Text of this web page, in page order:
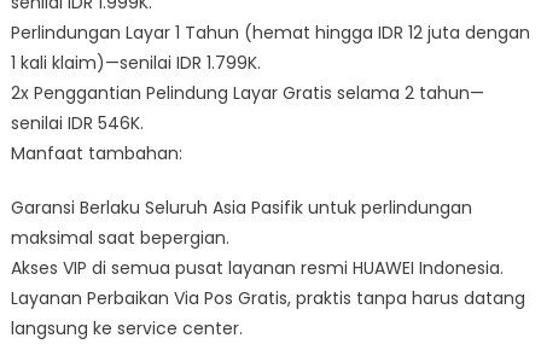
Perlindungan Layar 1 Tahun (hemat hingga IDR 12 juta dengan
1 kali klaim)—senilai IDR 1.799K.
2x Penggantian Pelindung Layar Gratis selama 2 tahun—
senilai IDR 546K.
Manfaat tambahan:
Garansi Berlaku Seluruh Asia Pasifik untuk perlindungan
maksimal saat bepergian.
Akses VIP di semua pusat layanan resmi HUAWEI Indonesia.
Layanan Perbaikan Via Pos Gratis, praktis tanpa harus datang
langsung ke service center.